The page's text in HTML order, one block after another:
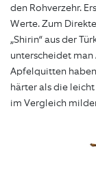
den Rohverzehr.
Werte. Zum
„Shirin“ aus der
unterscheidet
Apfelquitten
härter als die
im Vergleich